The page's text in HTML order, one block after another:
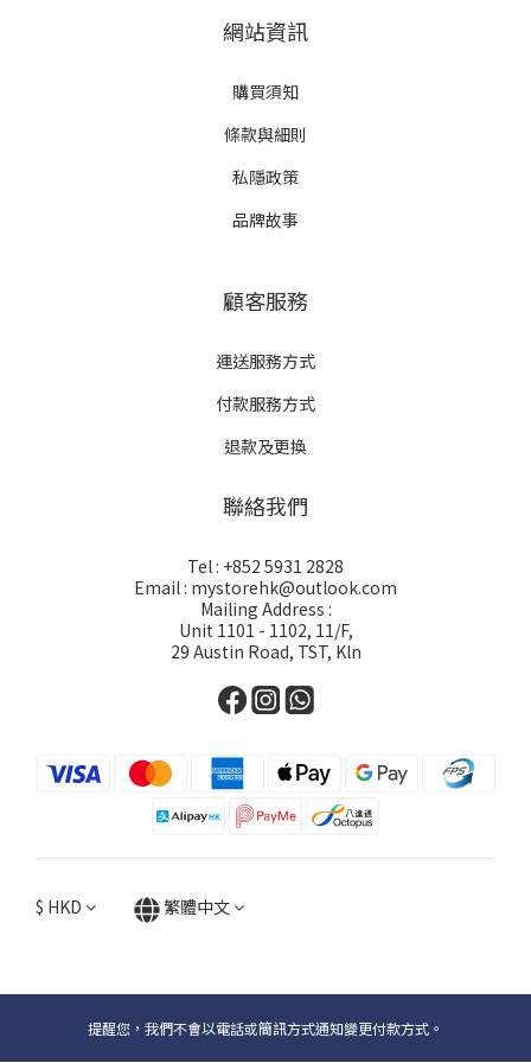
網站資訊
購買須知
條款與細則
私隱政策
品牌故事
顧客服務
運送服務方式
付款服務方式
退款及更換
聯絡我們
Tel : +852 5931 2828
Email : mystorehk@outlook.com
Mailing Address :
Unit 1101 - 1102, 11/F,
29 Austin Road, TST, Kln
$ HKD 繁體中文
提醒您，我們不會以電話或簡訊方式通知變更付款方式。